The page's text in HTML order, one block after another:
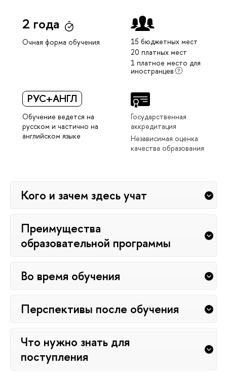
2 года
Очная форма обучения
15 бюджетных мест
20 платных мест
1 платное место для
иностранцев
РУС+АНГЛ
Обучение ведется на
русском и частично на
английском языке
Государственная
аккредитация
Независимая оценка
качества образования
Кого и зачем здесь учат
Преимущества
образовательной программы
Во время обучения
Перспективы после обучения
Что нужно знать для
поступления